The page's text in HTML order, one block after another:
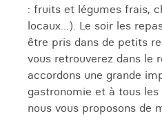
: fruits et légumes frais,
locaux...). Le soir les
être pris dans de petits
vous retrouverez dans le
accordons une grande
gastronomie et à tous
nous vous proposons de